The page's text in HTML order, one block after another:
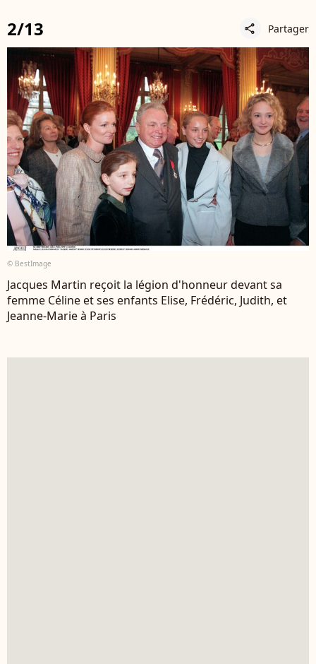
2/13 share Partager
© BestImage
Jacques Martin reçoit la légion d'honneur devant sa
femme Céline et ses enfants Elise, Frédéric, Judith, et
Jeanne-Marie à Paris